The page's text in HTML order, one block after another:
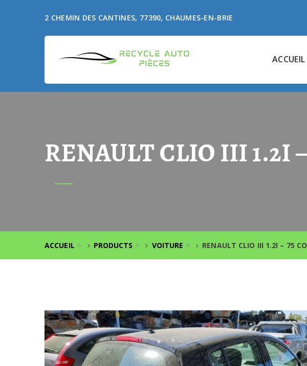
2 CHEMIN DES CANTINES, 77390, CHAUMES-EN-BRIE
ACCUEIL
RENAULT CLIO III 1.2I
ACCUEIL > PRODUCTS > VOITURE > RENAULT CLIO III 1.2I – 75